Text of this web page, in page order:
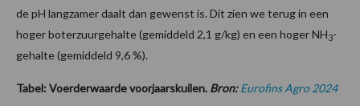
de pH langzamer daalt dan gewenst is. Dit zien we terug in een
hoger boterzuurgehalte (gemiddeld 2,1 g/kg) en een hoger NH3-
gehalte (gemiddeld 9,6 %).
Tabel: Voerderwaarde voorjaarskuilen. Bron:Eurofins Agro 2024